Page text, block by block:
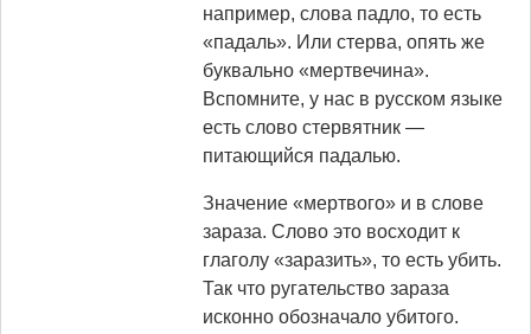
например, слова падло, то есть
«падаль». Или стерва, опять же
буквально «мертвечина».
Вспомните, у нас в русском языке
есть слово стервятник —
питающийся падалью.
Значение «мертвого» и в слове
зараза. Слово это восходит к
глаголу «заразить», то есть убить.
Так что ругательство зараза
исконно обозначало убитого.